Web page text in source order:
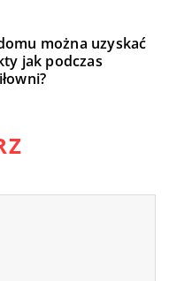
można uzyskać
jak podczas